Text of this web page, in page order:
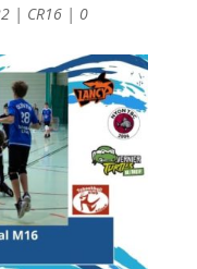
| CR16| 0